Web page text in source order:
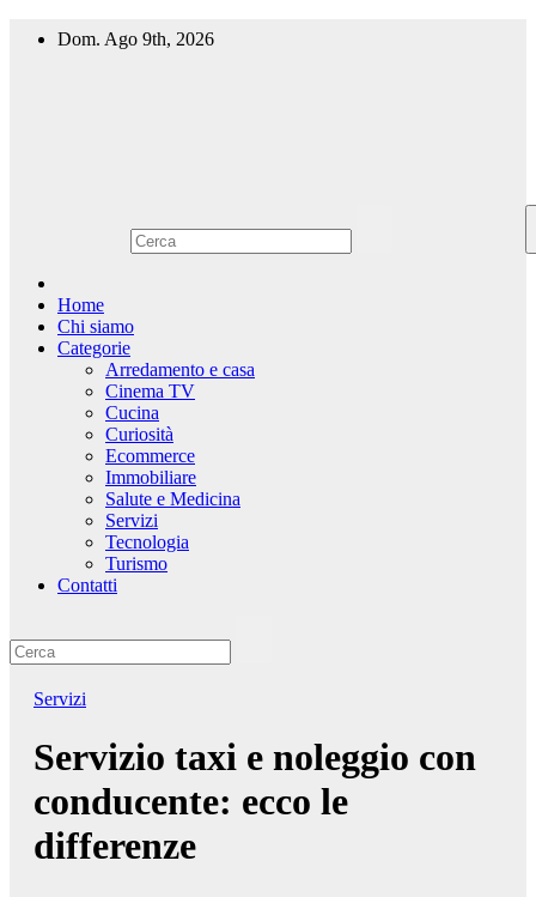
Dom. Ago 9th, 2026
Home
Chi siamo
Categorie
Arredamento e casa
Cinema TV
Cucina
Curiosità
Ecommerce
Immobiliare
Salute e Medicina
Servizi
Tecnologia
Turismo
Contatti
Servizi
Servizio taxi e noleggio con
conducente: ecco le
differenze